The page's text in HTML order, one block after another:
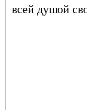
всей душой